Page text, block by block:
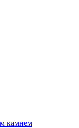
камнем